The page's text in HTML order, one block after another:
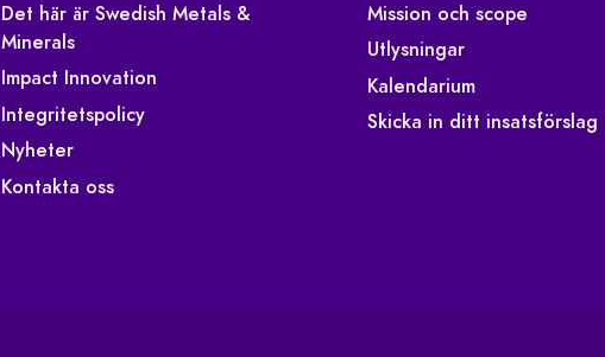
Det här är Swedish Metals &
Minerals
Impact Innovation
Integritetspolicy
Nyheter
Kontakta oss
Mission och scope
Utlysningar
Kalendarium
Skicka in ditt insatsförslag